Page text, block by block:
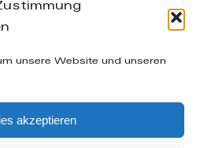
unsere Website und unseren
akzeptieren
info@manuelakuenzel.de
|Impressum